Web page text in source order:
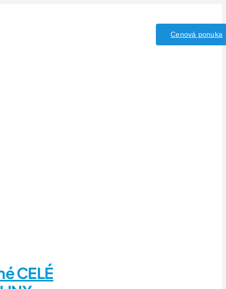
Cenová ponuka
CELÉ